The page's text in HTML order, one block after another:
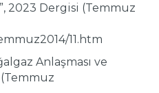
2023 Dergisi (Temmuz
11.htm
Anlaşması ve
(Temmuz